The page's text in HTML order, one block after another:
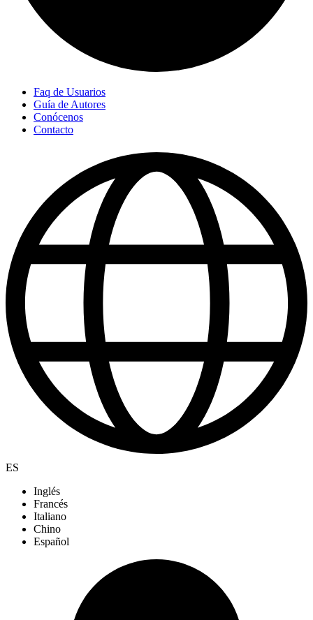
Faq de Usuarios
Guía de Autores
Conócenos
Contacto
ES
Inglés
Francés
Italiano
Chino
Español